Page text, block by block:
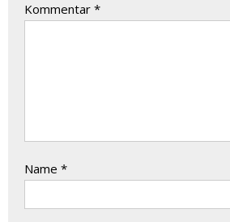
Kommentar *
Name *